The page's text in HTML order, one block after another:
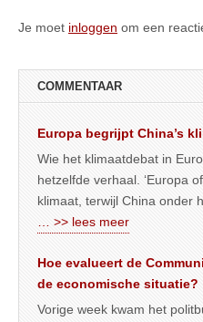
Je moet inloggen om een
COMMENTAAR
Europa begrijpt China’s
Wie het klimaatdebat in
hetzelfde verhaal. ‘Europa
klimaat, terwijl China onder
… >> lees meer
Hoe evalueert de
de economische situatie?
Vorige week kwam het